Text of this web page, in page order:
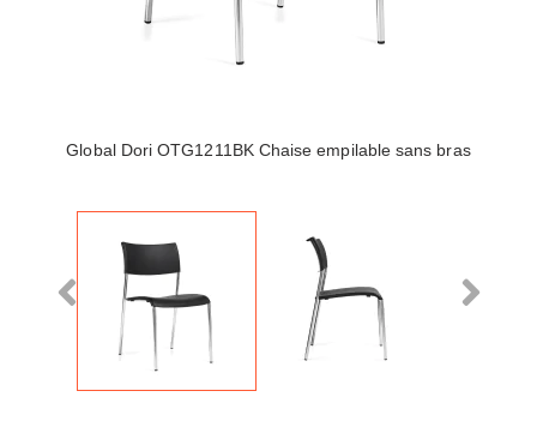
Global Dori OTG1211BK Chaise empilable sans bras